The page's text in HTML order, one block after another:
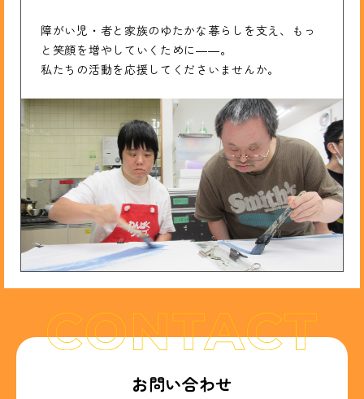
障がい児・者と家族のゆたかな暮らしを支え、もっ
と笑顔を増やしていくために――。
私たちの活動を応援してくださいませんか。
お問い合わせ